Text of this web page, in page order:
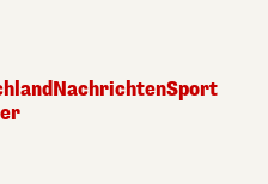
NachrichtenSport